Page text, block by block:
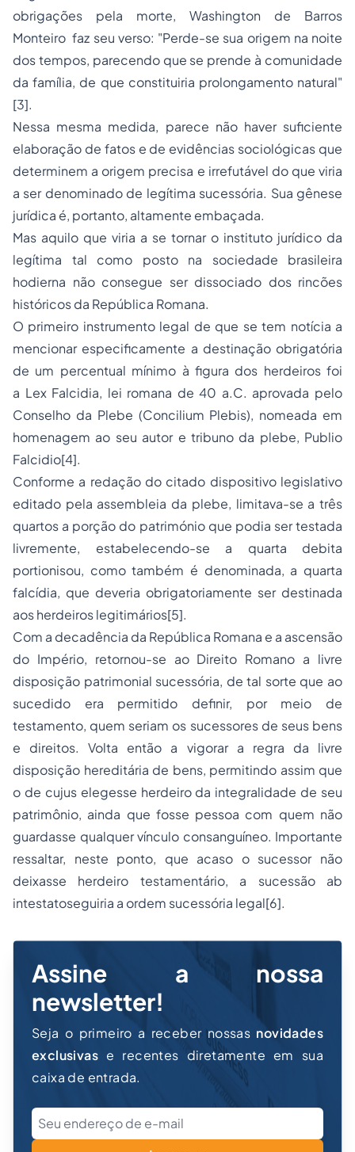
obrigações pela morte, Washington de Barros
Monteiro faz seu verso: "Perde-se sua origem na noite
dos tempos, parecendo que se prende à comunidade
da família, de que constituiria prolongamento natural"
[3].
Nessa mesma medida, parece não haver suficiente
elaboração de fatos e de evidências sociológicas que
determinem a origem precisa e irrefutável do que viria
a ser denominado de legítima sucessória. Sua gênese
jurídica é, portanto, altamente embaçada.
Mas aquilo que viria a se tornar o instituto jurídico da
legítima tal como posto na sociedade brasileira
hodierna não consegue ser dissociado dos rincões
históricos da República Romana.
O primeiro instrumento legal de que se tem notícia a
mencionar especificamente a destinação obrigatória
de um percentual mínimo à figura dos herdeiros foi
a Lex Falcidia, lei romana de 40 a.C. aprovada pelo
Conselho da Plebe (Concilium Plebis), nomeada em
homenagem ao seu autor e tribuno da plebe, Publio
Falcidio[4].
Conforme a redação do citado dispositivo legislativo
editado pela assembleia da plebe, limitava-se a três
quartos a porção do património que podia ser testada
livremente, estabelecendo-se a quarta debita
portionisou, como também é denominada, a quarta
falcídia, que deveria obrigatoriamente ser destinada
aos herdeiros legitimários[5].
Com a decadência da República Romana e a ascensão
do Império, retornou-se ao Direito Romano a livre
disposição patrimonial sucessória, de tal sorte que ao
sucedido era permitido definir, por meio de
testamento, quem seriam os sucessores de seus bens
e direitos. Volta então a vigorar a regra da livre
disposição hereditária de bens, permitindo assim que
o de cujus elegesse herdeiro da integralidade de seu
patrimônio, ainda que fosse pessoa com quem não
guardasse qualquer vínculo consanguíneo. Importante
ressaltar, neste ponto, que acaso o sucessor não
deixasse herdeiro testamentário, a sucessão ab
intestatoseguiria a ordem sucessória legal[6].
Assine a nossa
newsletter!
Seja o primeiro a receber nossas novidades
exclusivas e recentes diretamente em sua
caixa de entrada.